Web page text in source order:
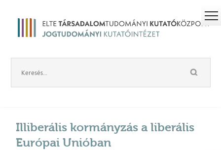
Illiberális kormányzás a liberális
Európai Unióban